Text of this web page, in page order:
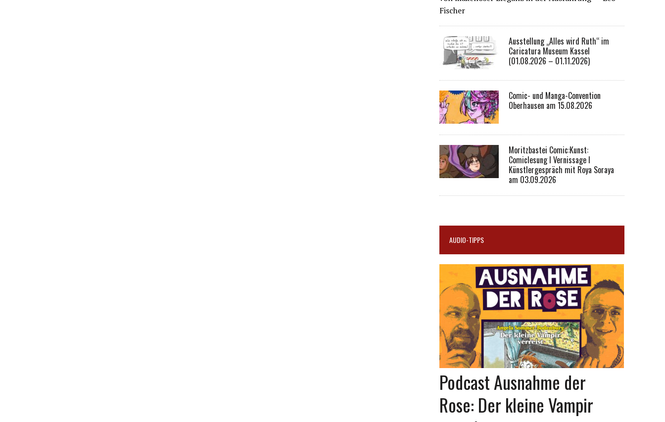
Fischer
Ausstellung „Alles wird Ruth“ im
Caricatura Museum Kassel
(01.08.2026 – 01.11.2026)
Comic- und Manga-Convention
Oberhausen am 15.08.2026
Moritzbastei Comic:Kunst:
Comiclesung I Vernissage I
Künstlergespräch mit Roya Soraya
am 03.09.2026
AUDIO-TIPPS
Podcast Ausnahme der
Rose: Der kleine Vampir